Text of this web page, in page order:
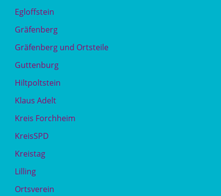
Egloffstein
Gräfenberg
Gräfenberg und Ortsteile
Guttenburg
Hiltpoltstein
Klaus Adelt
Kreis Forchheim
KreisSPD
Kreistag
Lilling
Ortsverein